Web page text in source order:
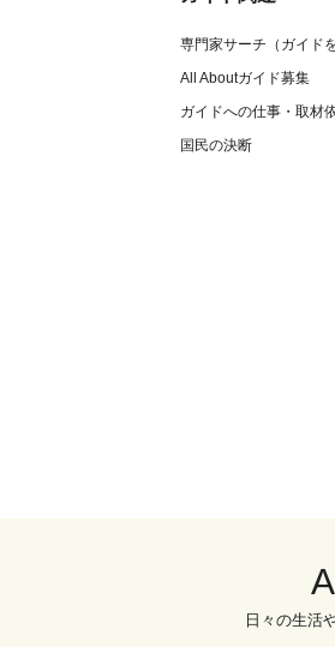
専門家サーチ（ガイド
All Aboutガイド募集
ガイドへの仕事・取材
国民の決断
日々の生活